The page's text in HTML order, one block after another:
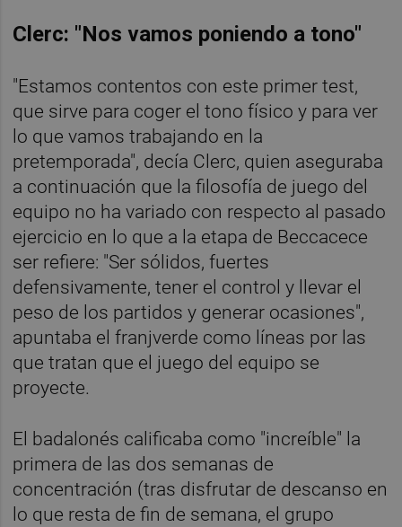
Clerc: "Nos vamos poniendo a tono"
"Estamos contentos con este primer test,
que sirve para coger el tono físico y para ver
lo que vamos trabajando en la
pretemporada", decía Clerc, quien aseguraba
a continuación que la filosofía de juego del
equipo no ha variado con respecto al pasado
ejercicio en lo que a la etapa de Beccacece
ser refiere: "Ser sólidos, fuertes
defensivamente, tener el control y llevar el
peso de los partidos y generar ocasiones",
apuntaba el franjverde como líneas por las
que tratan que el juego del equipo se
proyecte.
El badalonés calificaba como "increíble" la
primera de las dos semanas de
concentración (tras disfrutar de descanso en
lo que resta de fin de semana, el grupo